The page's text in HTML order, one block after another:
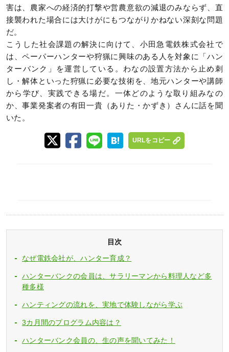
害は、農家への経済的打撃や営農意欲の減退のみならず、直
接襲われた場合には大けがにもつながりかねない深刻な問題
だ。
こうした社会課題の解決に向けて、小田急電鉄株式会社で
は、ペーパーハンターや狩猟に興味のある人を対象に「ハン
ターバンク」を運営している。わなの設置方法から止め刺
し・解体といった狩猟に必要な技術を、地元ハンターや講師
から学び、実践できる場だ。一体どのような取り組みなの
か、事業発案者の有田一貴（ありた・かずき）さんに話を聞
いた。
URLをコピー
目次
なぜ電鉄会社が、ハンター育成？
ハンターバンクの会員は、サラリーマンから料理人など多
種多様
ハンティングの流れを、実地で体験しながら学ぶ
3カ月間のプログラム内容は？
ハンターバンク会員の、生の声を聞いてみた！